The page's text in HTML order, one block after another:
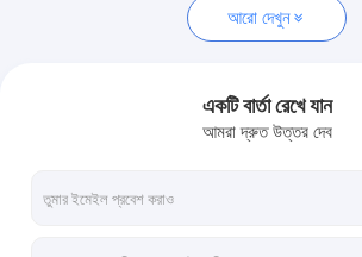
অ্যালুমিনিয়াম কন্ট্রোল আর্ম
আরো দেখুন
একটি বার্তা রেখে যান
আমরা দ্রুত উত্তর দেব